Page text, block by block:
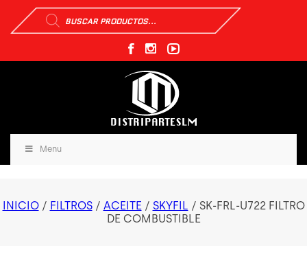
Búsqueda
de
productos
Menu
INICIO/ FILTROS/ ACEITE/ SKYFIL / SK-FRL-U722 FILTRO
DE COMBUSTIBLE